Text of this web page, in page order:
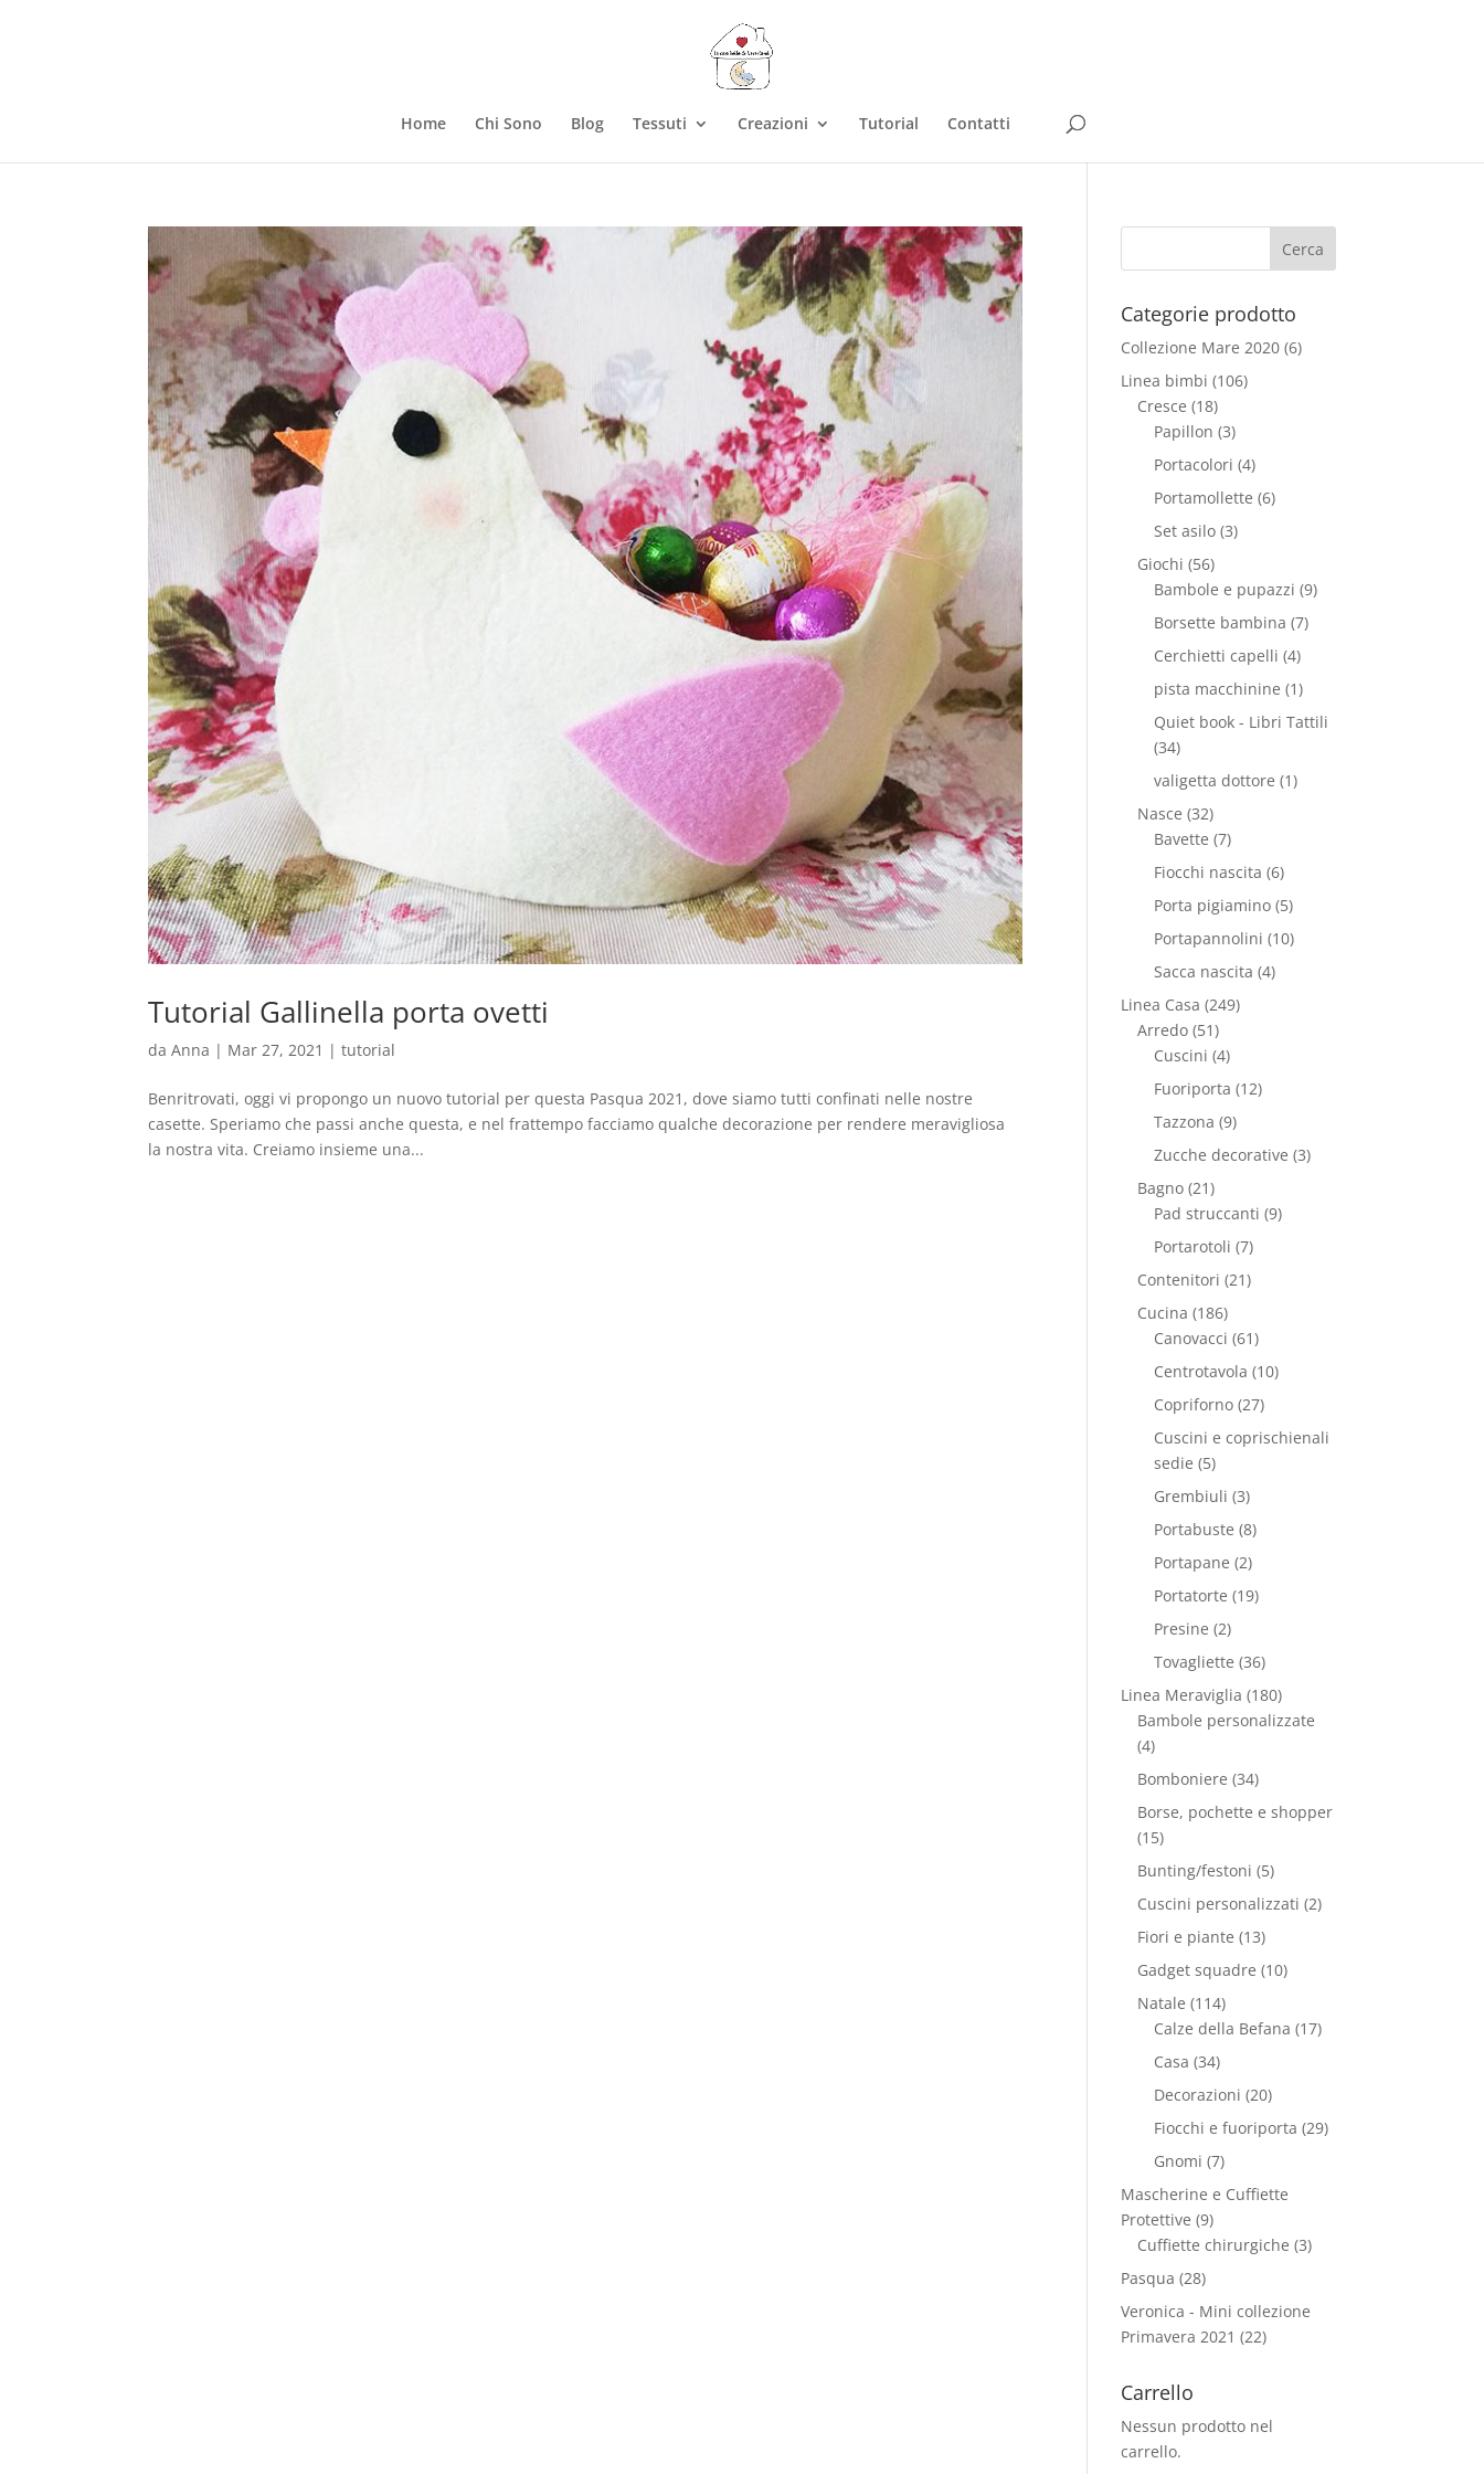
Home Chi Sono Blog Tessuti Creazioni Tutorial Contatti
Tutorial Gallinella porta ovetti
daAnna | Mar 27, 2021 |tutorial
Benritrovati, oggi vi propongo un nuovo tutorial per questa Pasqua 2021, dove siamo tutti confinati nelle nostre
casette. Speriamo che passi anche questa, e nel frattempo facciamo qualche decorazione per rendere meravigliosa
la nostra vita. Creiamo insieme una...
Categorie prodotto
Collezione Mare 2020 (6)
Linea bimbi (106)
Cresce (18)
Papillon (3)
Portacolori (4)
Portamollette (6)
Set asilo (3)
Giochi (56)
Bambole e pupazzi (9)
Borsette bambina (7)
Cerchietti capelli (4)
pista macchinine (1)
Quiet book - Libri Tattili
(34)
valigetta dottore (1)
Nasce (32)
Bavette (7)
Fiocchi nascita (6)
Porta pigiamino (5)
Portapannolini (10)
Sacca nascita (4)
Linea Casa (249)
Arredo (51)
Cuscini (4)
Fuoriporta (12)
Tazzona (9)
Zucche decorative (3)
Bagno (21)
Pad struccanti (9)
Portarotoli (7)
Contenitori (21)
Cucina (186)
Canovacci (61)
Centrotavola (10)
Copriforno (27)
Cuscini e coprischienali
sedie (5)
Grembiuli (3)
Portabuste (8)
Portapane (2)
Portatorte (19)
Presine (2)
Tovagliette (36)
Linea Meraviglia (180)
Bambole personalizzate
(4)
Bomboniere (34)
Borse, pochette e shopper
(15)
Bunting/festoni (5)
Cuscini personalizzati (2)
Fiori e piante (13)
Gadget squadre (10)
Natale (114)
Calze della Befana (17)
Casa (34)
Decorazioni (20)
Fiocchi e fuoriporta (29)
Gnomi (7)
Mascherine e Cuffiette
Protettive (9)
Cuffiette chirurgiche (3)
Pasqua (28)
Veronica - Mini collezione
Primavera 2021 (22)
Carrello
Nessun prodotto nel
carrello.